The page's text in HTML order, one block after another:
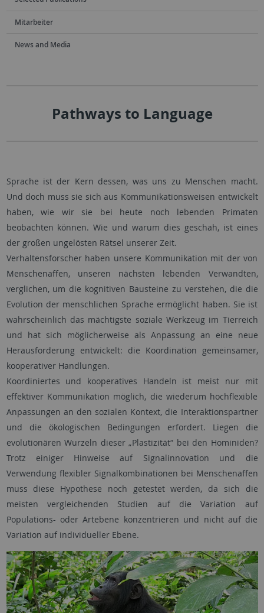
Mitarbeiter
News and Media
Pathways to Language
Sprache ist der Kern dessen, was uns zu Menschen macht.
Und doch muss sie sich aus Kommunikationsweisen entwickelt
haben, wie wir sie bei heute noch lebenden Primaten
beobachten können. Wie und warum dies geschah, ist eines
der großen ungelösten Rätsel unserer Zeit.
Verhaltensforscher haben unsere Kommunikation mit der von
Menschenaffen, unseren nächsten lebenden Verwandten,
verglichen, um die kognitiven Bausteine zu verstehen, die die
Evolution der menschlichen Sprache ermöglicht haben. Sie ist
wahrscheinlich das mächtigste soziale Werkzeug im Tierreich
und hat sich möglicherweise als Anpassung an eine neue
Herausforderung entwickelt: die Koordination gemeinsamer,
kooperativer Handlungen.
Koordiniertes und kooperatives Handeln ist meist nur mit
effektiver Kommunikation möglich, die wiederum hochflexible
Anpassungen an den sozialen Kontext, die Interaktionspartner
und die ökologischen Bedingungen erfordert. Liegen die
evolutionären Wurzeln dieser „Plastizität“ bei den Hominiden?
Trotz einiger Hinweise auf Signalinnovation und die
Verwendung flexibler Signalkombinationen bei Menschenaffen
muss diese Hypothese noch getestet werden, da sich die
meisten vergleichenden Studien auf die Variation auf
Populations- oder Artebene konzentrieren und nicht auf die
Variation auf individueller Ebene.